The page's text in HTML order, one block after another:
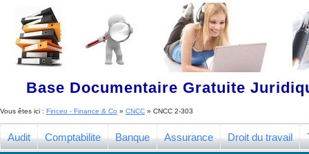
Base Documentaire Gratuite
Vous êtes ici : Finceo - Finance & Co » CNCC » CNCC 2-303
Audit Comptabilite Banque Assurance Droit du travail